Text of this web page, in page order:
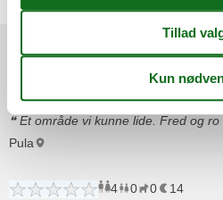
Områdeanmeldelser
7 0 0 7
Et område vi kunne lide. Fred og ro
Pula
4 0 0 14